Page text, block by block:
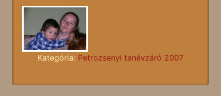
Kategória: Petrozsenyi tanévzáró 2007